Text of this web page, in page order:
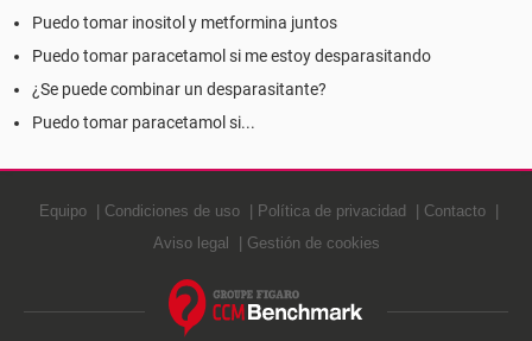
Puedo tomar inositol y metformina juntos
Puedo tomar paracetamol si me estoy desparasitando
¿Se puede combinar un desparasitante?
Puedo tomar paracetamol si...
Equipo Condiciones de uso Política de privacidad
Contacto
Aviso legal
Gestión de cookies